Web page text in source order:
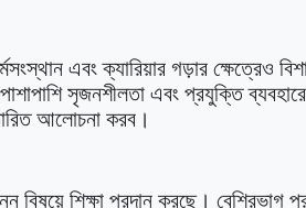
এবং ক্যারিয়ার গড়ার ক্ষেত্রেও
সৃজনশীলতা এবং প্রযুক্তি
আলোচনা করব।
বিষয়ে শিক্ষা প্রদান করছে। বেশিরভাগ